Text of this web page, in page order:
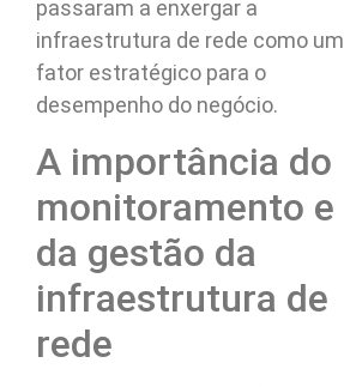
passaram a enxergar a
infraestrutura de rede como um
fator estratégico para o
desempenho do negócio.
A importância do
monitoramento e
da gestão da
infraestrutura de
rede